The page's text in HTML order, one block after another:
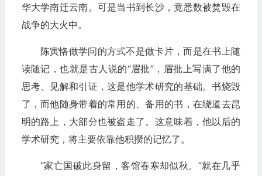
华大学南迁云南。可是当书到长沙，竟悉数被焚毁在
战争的大火中。
陈寅恪做学问的方式不是做卡片，而是在书上随
读随记，也就是古人说的“眉批”，眉批上写满了他的
思考、见解和引证，这是他学术研究的基础。书烧毁
了，而他随身带着的常用的、备用的书，在绕道去昆
明的路上，大部分也被盗走了。这意味着，他以后的
学术研究，将主要依靠他积攒的记忆了。
“家亡国破此身留，客馆春寒却似秋。”就在几乎